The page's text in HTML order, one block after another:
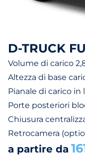
D-TRUCK
Volume di carico
Altezza di base
Pianale di carico
Porte posteriori
Chiusura
Retrocamera
a partire da